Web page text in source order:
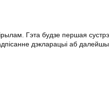
Гэта будзе першая
дэкларацыі аб